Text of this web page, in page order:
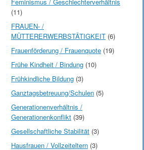
(11)
FRAUEN- /
MÜTTERERWERBSTÄTIGKEIT (6)
Frauenförderung / Frauenquote (19)
Frühe Kindheit / Bindung (10)
Frühkindliche Bildung (3)
Ganztagsbetreuung/Schulen (5)
Generationenverhältnis /
Generationenkonflikt (39)
Gesellschaftliche Stabilität (3)
Hausfrauen / Vollzeiteltern (3)